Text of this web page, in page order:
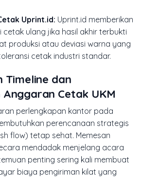
Uprint.id: Uprint.id memberikan
cetak ulang jika hasil akhir terbukti
produksi atau deviasi warna yang
cetak industri standar.
Timeline dan
Cetak UKM
perlengkapan kantor pada
perencanaan strategis
flow) tetap sehat. Memesan
mendadak menjelang acara
penting sering kali membuat
biaya pengiriman kilat yang